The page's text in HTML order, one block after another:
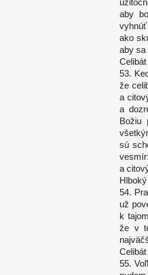
aby
ako
aby sa
53.
že
a
a
Božiu
sú
a
54.
už
k
že v
55.